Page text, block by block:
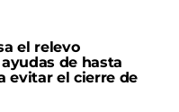
el relevo
de hasta
evitar el cierre de